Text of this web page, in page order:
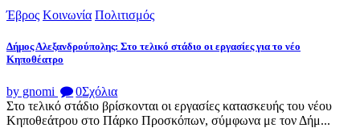
Έβρος Κοινωνία Πολιτισμός
Δήμος Αλεξανδρούπολης: Στο τελικό στάδιο οι εργασίες για το νέο
Κηποθέατρο
by gnomi 0Σχόλια
Στο τελικό στάδιο βρίσκονται οι εργασίες κατασκευής του νέου
Κηποθεάτρου στο Πάρκο Προσκόπων, σύμφωνα με τον Δήμ...